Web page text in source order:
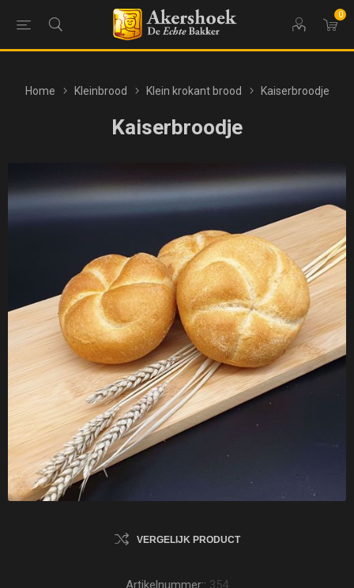
0
Home Kleinbrood Klein krokant brood Kaiserbroodje
Kaiserbroodje
VERGELIJK PRODUCT
Artikelnummer:: 354